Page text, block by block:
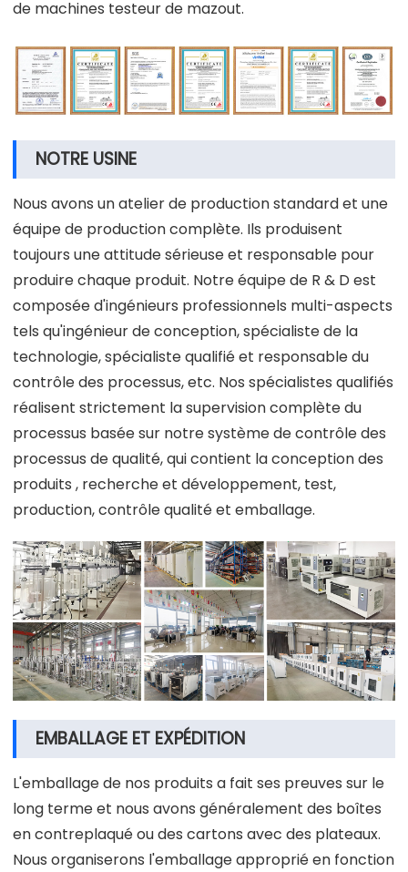
de machines testeur de mazout.
NOTRE USINE
Nous avons un atelier de production standard et une
équipe de production complète. Ils produisent
toujours une attitude sérieuse et responsable pour
produire chaque produit. Notre équipe de R & D est
composée d'ingénieurs professionnels multi-aspects
tels qu'ingénieur de conception, spécialiste de la
technologie, spécialiste qualifié et responsable du
contrôle des processus, etc. Nos spécialistes qualifiés
réalisent strictement la supervision complète du
processus basée sur notre système de contrôle des
processus de qualité, qui contient la conception des
produits , recherche et développement, test,
production, contrôle qualité et emballage.
EMBALLAGE ET EXPÉDITION
L'emballage de nos produits a fait ses preuves sur le
long terme et nous avons généralement des boîtes
en contreplaqué ou des cartons avec des plateaux.
Nous organiserons l'emballage approprié en fonction